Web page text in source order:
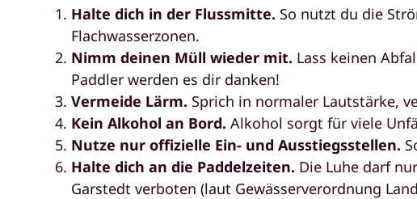
Halte dich in der Flussmitte. So nutzt du die
Flachwasserzonen.
Nimm deinen Müll wieder mit. Lass keinen
Paddler werden es dir danken!
Vermeide Lärm. Sprich in normaler Lautstärke,
Kein Alkohol an Bord. Alkohol sorgt für viele
Nutze nur offizielle Ein- und Ausstiegsstellen.
Halte dich an die Paddelzeiten. Die Luhe darf
Garstedt verboten (laut Gewässerverordnung